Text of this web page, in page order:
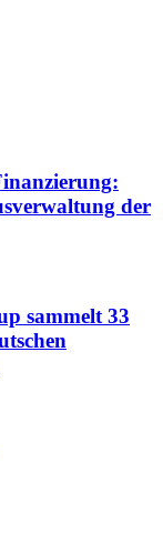
der
sammelt 33